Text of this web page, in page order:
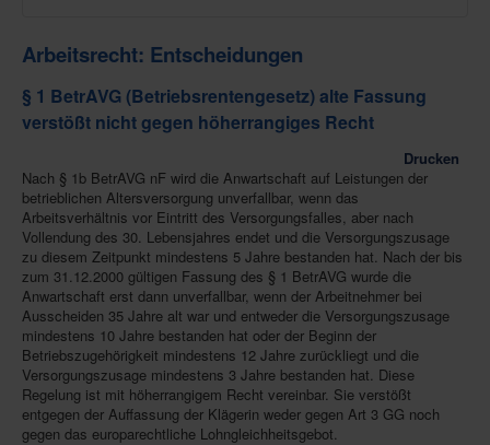
Arbeitsrecht: Entscheidungen
§ 1 BetrAVG (Betriebsrentengesetz) alte Fassung
verstößt nicht gegen höherrangiges Recht
Drucken
Nach § 1b BetrAVG nF wird die Anwartschaft auf Leistungen der
betrieblichen Altersversorgung unverfallbar, wenn das
Arbeitsverhältnis vor Eintritt des Versorgungsfalles, aber nach
Vollendung des 30. Lebensjahres endet und die Versorgungszusage
zu diesem Zeitpunkt mindestens 5 Jahre bestanden hat. Nach der bis
zum 31.12.2000 gültigen Fassung des § 1 BetrAVG wurde die
Anwartschaft erst dann unverfallbar, wenn der Arbeitnehmer bei
Ausscheiden 35 Jahre alt war und entweder die Versorgungszusage
mindestens 10 Jahre bestanden hat oder der Beginn der
Betriebszugehörigkeit mindestens 12 Jahre zurückliegt und die
Versorgungszusage mindestens 3 Jahre bestanden hat. Diese
Regelung ist mit höherrangigem Recht vereinbar. Sie verstößt
entgegen der Auffassung der Klägerin weder gegen Art 3 GG noch
gegen das europarechtliche Lohngleichheitsgebot.